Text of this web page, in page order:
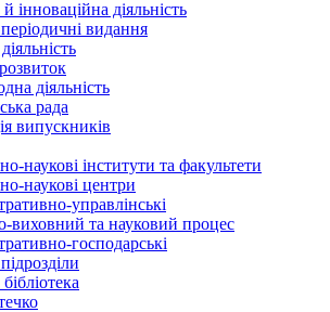
інноваційна діяльність
видання
діяльність
рада
випускників
наукові інститути та факультети
наукові центри
управлінські
виховний та науковий процес
господарські